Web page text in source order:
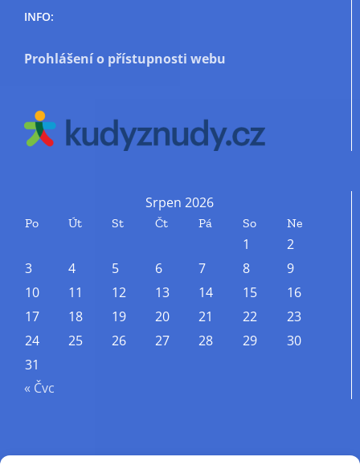
INFO:
Prohlášení o přístupnosti webu
Srpen 2026
Po Út St Čt Pá So Ne
1
2
3
4 5 6 7 8
9
10
11 12 13 14 15
16
17
18 19 20 21 22
23
24
25 26 27 28 29
30
31
« Čvc
Příjmení